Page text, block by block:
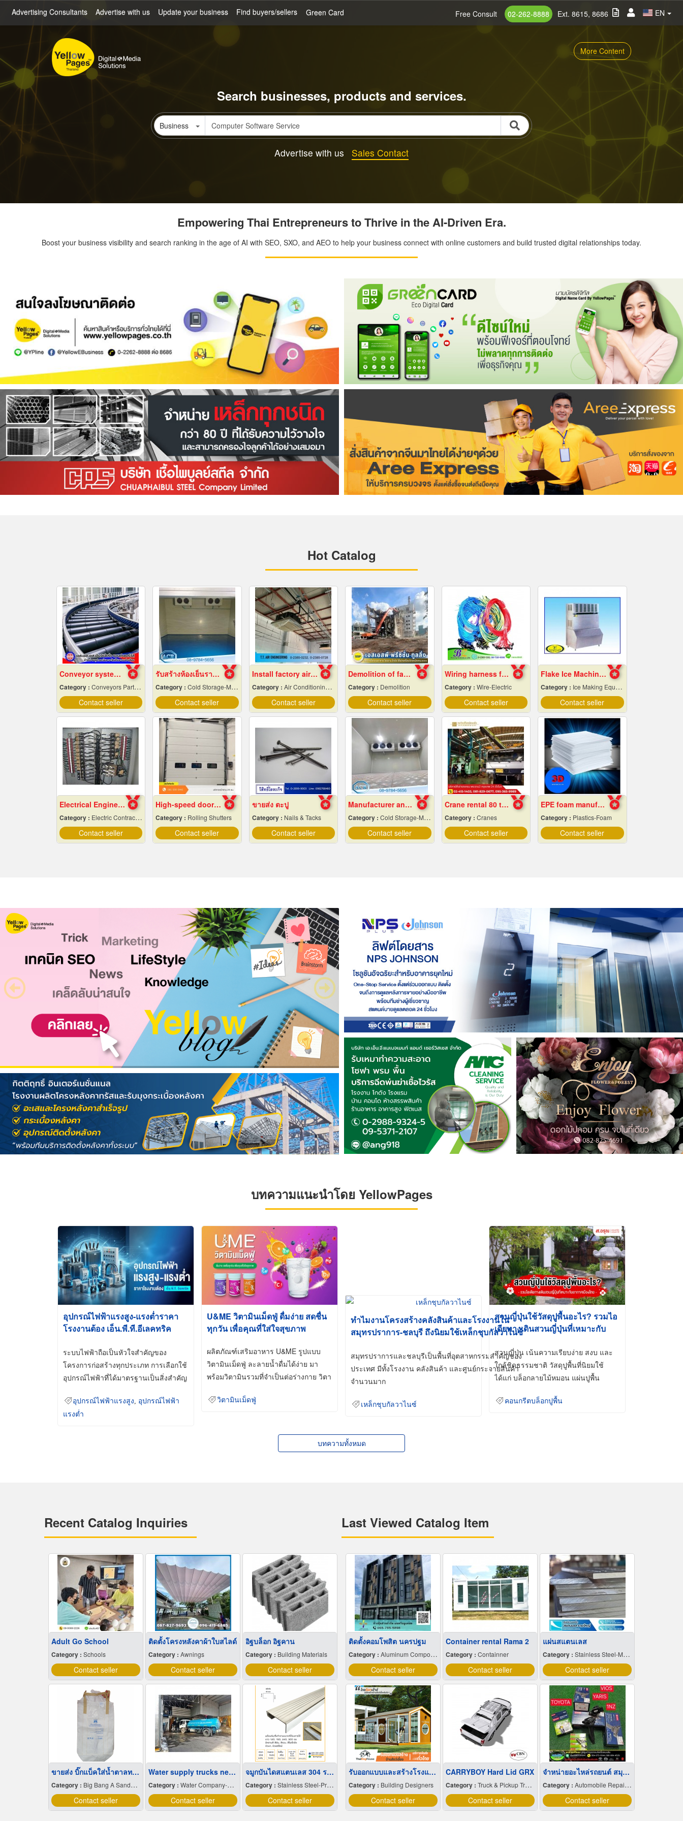
Advertising Consultants Advertise with us Update your business Find buyers/sellers Green Card EN
Free Consult 02-262-8888 Ext. 8615, 8686
More Content
Search businesses, products and services.
Business
Advertise with us Sales Contact
Empowering Thai Entrepreneurs to Thrive in the AI-Driven Era.
Boost your business visibility and search ranking in the age of AI with SEO, SXO, and AEO to help your business connect with online customers and build trusted digital relationships today.
Hot Catalog
Conveyor system installation
Category : Conveyors Parts & Supplies
Contact seller
รับสร้างห้องเย็นราคาถูก
Category : Cold Storage-Manufacturers & Installation Designer
Contact seller
Install factory air conditioning system
Category : Air Conditioning Contractors
Contact seller
Demolition of factory in Samut Prakan
Category : Demolition
Contact seller
Wiring harness factory
Category : Wire-Electric
Contact seller
Flake Ice Machine, Chiang Mai Frame
Category : Ice Making Equipment & Machines
Contact seller
Electrical Engineering
Category : Electric Contractors-Industrial & Residential
Contact seller
High-speed door installation contractor
Category : Rolling Shutters
Contact seller
ขายส่ง ตะปู
Category : Nails & Tacks
Contact seller
Manufacturer and installer of prefabricated cold r
Category : Cold Storage-Manufacturers & Installation Designer
Contact seller
Crane rental 80 tons
Category : Cranes
Contact seller
EPE foam manufacturer
Category : Plastics-Foam
Contact seller
บทความแนะนำโดย YellowPages
อุปกรณ์ไฟฟ้าแรงสูง-แรงต่ำราคา
โรงงานต้อง เอ็น.พี.ที.อีเลคทริค
ระบบไฟฟ้าถือเป็นหัวใจสำคัญของ
โครงการก่อสร้างทุกประเภท การเลือกใช้
อุปกรณ์ไฟฟ้าที่ได้มาตรฐานเป็นสิ่งสำคัญ
อุปกรณ์ไฟฟ้าแรงสูง
อุปกรณ์ไฟฟ้า
แรงต่ำ
U&ME วิตามินเม็ดฟู่ ดื่มง่าย สดชื่น
ทุกวัน เพื่อคุณที่ใส่ใจสุขภาพ
ผลิตภัณฑ์เสริมอาหาร U&ME รูปแบบ
วิตามินเม็ดฟู่ ละลายน้ำดื่มได้ง่าย มา
พร้อมวิตามินรวมที่จำเป็นต่อร่างกาย วิตา
วิตามินเม็ดฟู่
ทำไมงานโครงสร้างคลังสินค้าและโรงงานใน
สมุทรปราการ-ชลบุรี ถึงนิยมใช้เหล็กชุบกัลวาไนซ์
สมุทรปราการและชลบุรีเป็นพื้นที่อุตสาหกรรมสำคัญของ
ประเทศ มีทั้งโรงงาน คลังสินค้า และศูนย์กระจายสินค้า
จำนวนมาก
เหล็กชุบกัลวาไนซ์
สวนญี่ปุ่นใช้วัสดุปูพื้นอะไร? รวมไอ
เดียทางเดินสวนญี่ปุ่นที่เหมาะกับ
สวนญี่ปุ่น เน้นความเรียบง่าย สงบ และ
ใกล้ชิดธรรมชาติ วัสดุปูพื้นที่นิยมใช้
ได้แก่ บล็อกลายไม้หมอน แผ่นปูพื้น
คอนกรีตบล็อกปูพื้น
บทความทั้งหมด
Recent Catalog Inquiries
Adult Go School
Category : Schools
Contact seller
ติดตั้งโครงหลังคาผ้าใบสไลด์
Category : Awnings
Contact seller
อิฐบล็อก อิฐคาน
Category : Building Materials
Contact seller
ขายส่ง บิ๊กแบ็คใส่น้ำตาลทราย สมุทรปราการ
Category : Big Bang A Sandbag.
Contact seller
Water supply trucks near me
Category : Water Company-Bulk
Contact seller
จมูกบันไดสแตนเลส 304 ราคาโรงงาน
Category :Stainless Steel-Products
Contact seller
Last Viewed Catalog Item
ติดตั้งคอมโพสิต นครปฐม
Category : Aluminum Composite
Contact seller
Container rental Rama 2
Category : Containner
Contact seller
แผ่นสแตนเลส
Category :Stainless Steel-Manufacture & Distributions
Contact seller
รับออกแบบและสร้างโรงแรมแมว
Category : Building Designers
Contact seller
CARRYBOY Hard Lid GRX
Category : Truck & Pickup Truck-Bodies & Roof Racks
Contact seller
จำหน่ายอะไหล่รถยนต์ สมุทรปราการ
Category :Automobile Repairing & Service
Contact seller